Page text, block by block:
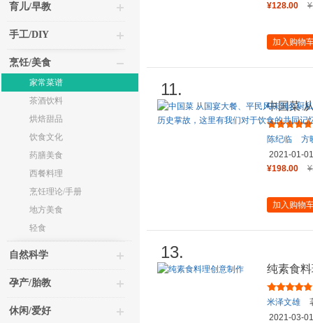
育儿/早教
手工/DIY
烹饪/美食
家常菜谱
茶酒饮料
烘焙甜品
饮食文化
药膳美食
西餐料理
烹饪理论/手册
地方美食
轻食
自然科学
孕产/胎教
休闲/爱好
¥128.00
加入购物
11.
中国菜
飨，从
陈纪临
方
2021-01-01
¥198.00
加入购物
13.
纯素食
米泽文雄
2021-03-01